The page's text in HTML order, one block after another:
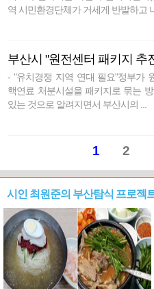
역 시민환경단체가 거세게 반발하고
부산시 "원전센터 패키지 추
- "유치경쟁 지역 연대 필요"정부가
핵연료 처분시설을 패키지로 묶는
있는 것으로 알려지면서 부산시의 ...
1 2
시인 최원준의 부산탐식 프로젝